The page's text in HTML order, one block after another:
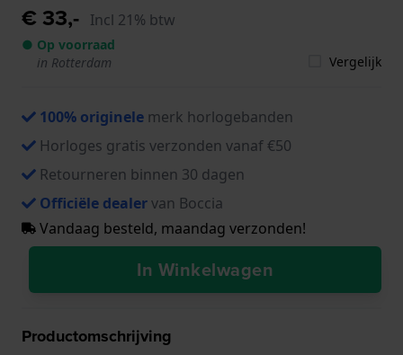
€ 33,- Incl 21% btw
● Op voorraad
in Rotterdam
Vergelijk
100% originele merk horlogebanden
Horloges gratis verzonden vanaf €50
Retourneren binnen 30 dagen
Officiële dealervan Boccia
Vandaag besteld, maandag verzonden!
In Winkelwagen
Productomschrijving